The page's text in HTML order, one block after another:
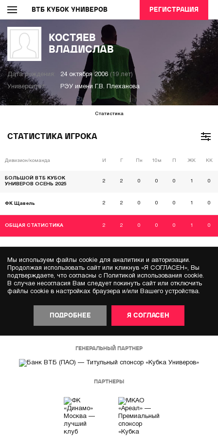
ВТБ КУБОК УНИВЕРОВ РЕГИСТРАЦИЯ
КОСТЯЕВ
ВЛАДИСЛАВ
Дата рождения: 24 октября 2006 (19 лет)
Университет: РЭУ имени Г.В. Плеханова
Статистика
СТАТИСТИКА ИГРОКА
Дивизион/команда И Пн 10м ЖК КК
БОЛЬШОЙ ВТБ КУБОК
УНИВЕРОВ ОСЕНЬ 2025
2 2 0 0 0 1 0
ФК Щавель 2 2 0 0 0 1 0
ОБЩАЯ СТАТИСТИКА 2 2 0 0 0 1 0
Мы используем файлы cookie для аналитики и авторизации.
Продолжая использовать сайт или кликнув «Я СОГЛАСЕН», Вы
подтверждаете, что согласны с Политикой использования cookie.
В случае несогласия Вам следует покинуть сайт или отключить
файлы cookie в настройках браузера и/или Вашего устройства.
ПОДРОБНЕЕ Я СОГЛАСЕН
ГЕНЕРАЛЬНЫЙ ПАРТНЕР
ПАРТНЕРЫ